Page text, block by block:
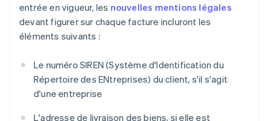
entrée en vigueur, les nouvelles mentions légales
devant figurer sur chaque facture incluront les
éléments suivants :
Le numéro SIREN (Système d'Identification du
Répertoire des ENtreprises) du client, s'il s'agit
d'une entreprise
L'adresse de livraison des biens, si elle est